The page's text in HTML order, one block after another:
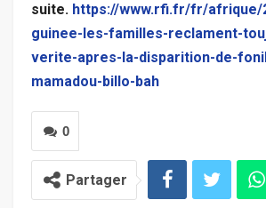
suite. https://www.rfi.fr/fr/afrique/
guinee-les-familles-reclament-
verite-apres-la-disparition-de-
mamadou-billo-bah
0
Partager